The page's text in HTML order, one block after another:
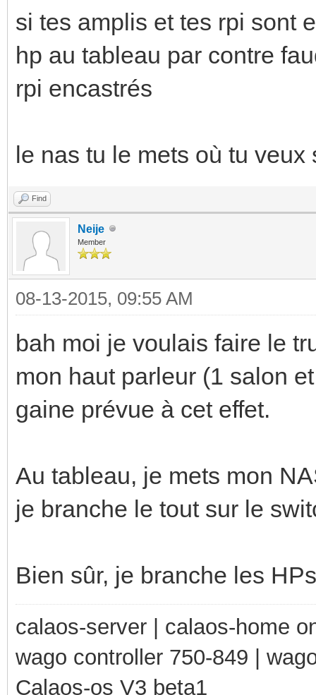
si tes amplis et tes rpi sont
hp au tableau par contre
rpi encastrés
le nas tu le mets où tu veux
Find
Neije
Member
08-13-2015, 09:55 AM
bah moi je voulais faire le
mon haut parleur (1 salon
gaine prévue à cet effet.
Au tableau, je mets mon
je branche le tout sur le
Bien sûr, je branche les
calaos-server | calaos-home
wago controller 750-849 |
Calaos-os V3 beta1